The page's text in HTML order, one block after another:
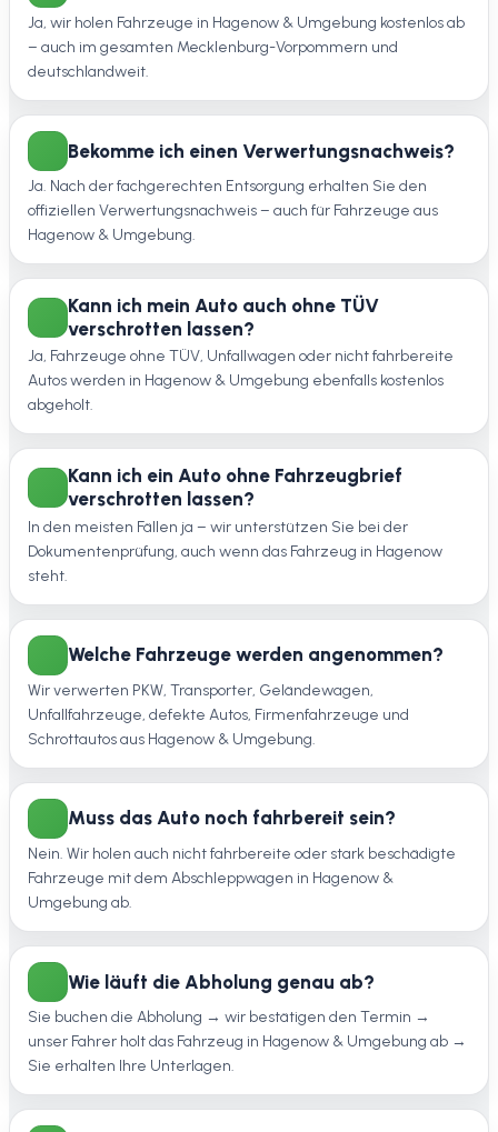
Ja, wir holen Fahrzeuge in Hagenow & Umgebung kostenlos ab
– auch im gesamten Mecklenburg-Vorpommern und
deutschlandweit.
Bekomme ich einen Verwertungsnachweis?
Ja. Nach der fachgerechten Entsorgung erhalten Sie den
offiziellen Verwertungsnachweis – auch für Fahrzeuge aus
Hagenow & Umgebung.
Kann ich mein Auto auch ohne TÜV
verschrotten lassen?
Ja, Fahrzeuge ohne TÜV, Unfallwagen oder nicht fahrbereite
Autos werden in Hagenow & Umgebung ebenfalls kostenlos
abgeholt.
Kann ich ein Auto ohne Fahrzeugbrief
verschrotten lassen?
In den meisten Fällen ja – wir unterstützen Sie bei der
Dokumentenprüfung, auch wenn das Fahrzeug in Hagenow
steht.
Welche Fahrzeuge werden angenommen?
Wir verwerten PKW, Transporter, Geländewagen,
Unfallfahrzeuge, defekte Autos, Firmenfahrzeuge und
Schrottautos aus Hagenow & Umgebung.
Muss das Auto noch fahrbereit sein?
Nein. Wir holen auch nicht fahrbereite oder stark beschädigte
Fahrzeuge mit dem Abschleppwagen in Hagenow &
Umgebung ab.
Wie läuft die Abholung genau ab?
Sie buchen die Abholung → wir bestätigen den Termin →
unser Fahrer holt das Fahrzeug in Hagenow & Umgebung ab →
Sie erhalten Ihre Unterlagen.